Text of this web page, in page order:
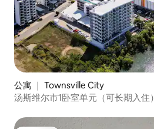
公寓 ｜ Townsville City
汤斯维尔市1卧室单元（可长期入住）